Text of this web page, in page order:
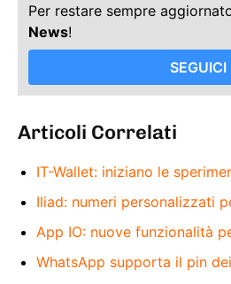
Per restare sempre
News!
SEGUICI
Articoli Correlati
IT-Wallet: iniziano le
Iliad: numeri personalizzati
App IO: nuove funzionalità
WhatsApp supporta il pin